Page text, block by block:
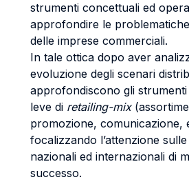
strumenti concettuali ed
approfondire le
delle imprese commerciali.
In tale ottica dopo aver
evoluzione degli scenari
approfondiscono gli strumenti
leve di retailing-mix
promozione, comunicazione,
focalizzando l’attenzione sulle
nazionali ed internazionali di
successo.